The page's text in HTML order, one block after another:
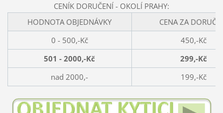
CENÍK DORUČENÍ - OKOLÍ PRAHY:
HODNOTA OBJEDNÁVKY
CENA ZA
0 - 500,-Kč
450,-Kč
501 - 2000,-Kč
299,-Kč
nad 2000,-
199,-Kč